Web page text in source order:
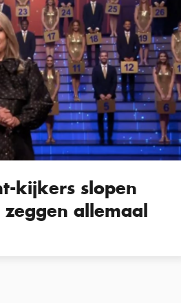
kijkers slopen
allemaal